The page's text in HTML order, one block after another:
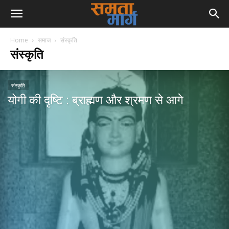
Home समाज संस्कृति
संस्कृति
संस्कृति
योगी की दृष्टि : ब्राह्मण और श्रमण से आगे